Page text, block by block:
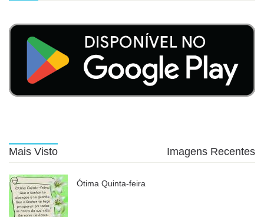
Mais Visto Imagens Recentes
Ótima Quinta-feira